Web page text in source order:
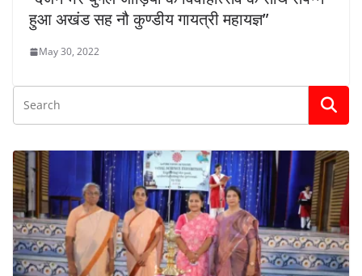
हुआ अखंड सह नौ कुण्डीय गायत्री महायज्ञ”
May 30, 2022